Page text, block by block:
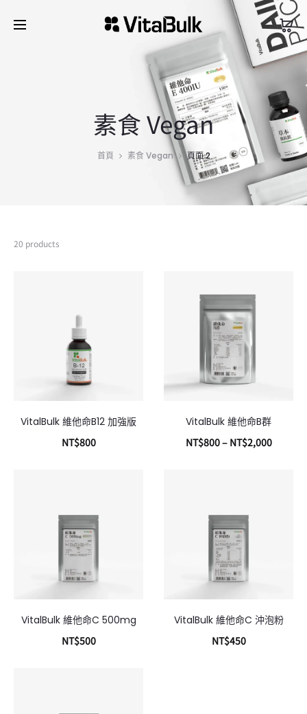
素食 Vegan
首頁 素食 Vegan 頁面 2
20 products
VitalBulk 維他命B12 加強版
NT$800
VitalBulk 維他命B群
NT$800– NT$2,000
VitalBulk 維他命C 500mg
NT$500
VitalBulk 維他命C 沖泡粉
NT$450